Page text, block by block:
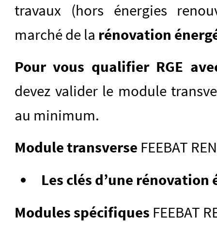
travaux (hors énergies
marché de la rénovation
Pour vous qualifier RGE avec
devez valider le module
au minimum.
Module transverse FEEBAT
Les clés d’une
Modules spécifiques FEEBAT